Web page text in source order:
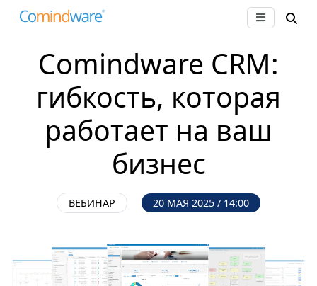
Comindware CRM:
гибкость, которая
работает на ваш
бизнес
ВЕБИНАР 20 МАЯ 2025 / 14:00